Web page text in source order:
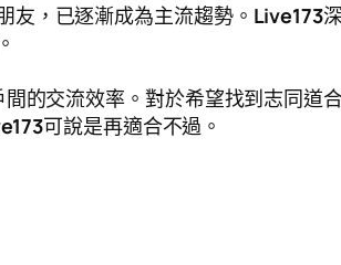
友，已逐漸成為主流趨勢。 Live173
的交流效率。對於希望找到志同道
可說是再適合不過。